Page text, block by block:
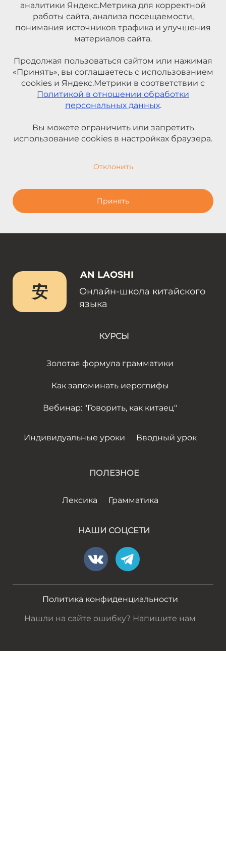
аналитики Яндекс.Метрика для корректной
работы сайта, анализа посещаемости,
понимания источников трафика и улучшения
материалов сайта.
Продолжая пользоваться сайтом или нажимая
«Принять», вы соглашаетесь с использованием
cookies и Яндекс.Метрики в соответствии с
Политикой в отношении обработки
персональных данных.
Вы можете ограничить или запретить
использование cookies в настройках браузера.
Отклонить
Принять
安
AN LAOSHI
Онлайн-школа китайского
языка
КУРСЫ
Золотая формула грамматики
Как запоминать иероглифы
Вебинар: "Говорить, как китаец"
Индивидуальные уроки Вводный урок
ПОЛЕЗНОЕ
Лексика Грамматика
НАШИ СОЦСЕТИ
Политика конфиденциальности
Нашли на сайте ошибку? Напишите нам